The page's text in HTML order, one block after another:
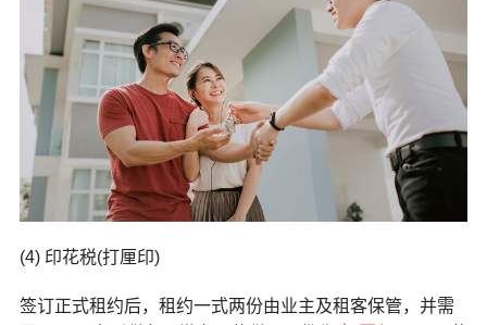
(4) 印花税(打厘印)
签订正式租约后，租约一式两份由业主及租客保管，并需